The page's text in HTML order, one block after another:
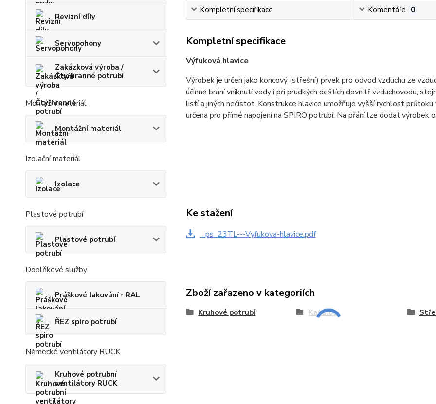
Revizní díly
Servopohony
Zakázková výroba /
Čtyřhranné potrubí
Montážní materiál
Montážní materiál
Izolační materiál
Izolace
Plastové potrubí
Plastové potrubí
Doplňkové služby
Práškové lakování - RAL
ŘEZ spiro potrubí
Německé ventilátory RUCK
Kruhové potrubní
ventilátory RUCK
Kompletní specifikace Komentáře 0
Kompletní specifikace
Výfuková hlavice
Výrobek je určen jako koncový (střešní) prvek pro odvod vzduchu ze
účinně brání vniknutí vody i při prudkých deštích dovnitř vzduchovodu,
listí a jiných nečistot. Konstrukce hlavice umožňuje vyšší rychlost
určena pro přímé napojení na SPIRO potrubí. Na přání lze dodat výrobek
Ke stažení
_ps_23TL---Vyfukova-hlavice.pdf
Zboží zařazeno v kategoriích
Kruhové potrubí Katalog